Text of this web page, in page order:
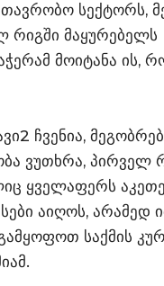
სექტორს,
რიგში
მოიტანა ის,
ჩვენია,
ვუთხრა, პირველ
ყველაფერს
აიღოს, არამედ
საქმის